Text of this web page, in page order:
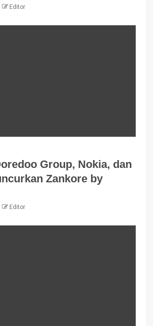
Editor
Group, Nokia, dan
Zankore by
Editor